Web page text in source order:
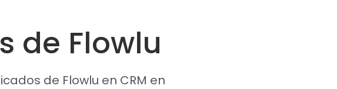
de Flowlu
de Flowlu en CRM en